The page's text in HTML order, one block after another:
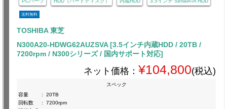
送料無料
TOSHIBA 東芝
N300A20-HDWG62AUZSVA [3.5インチ内蔵HDD / 20TB /
7200rpm / N300シリーズ / 国内サポート対応]
ネット価格： ¥104,800(税込)
スペック
容量
:
20TB
回転数
:
7200rpm